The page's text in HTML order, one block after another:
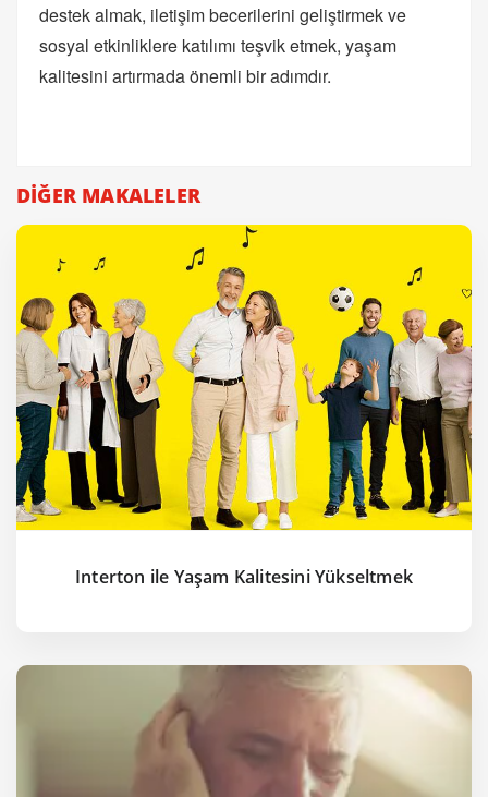
destek almak, iletişim becerilerini geliştirmek ve
sosyal etkinliklere katılımı teşvik etmek, yaşam
kalitesini artırmada önemli bir adımdır.
DİĞER MAKALELER
Interton ile Yaşam Kalitesini Yükseltmek